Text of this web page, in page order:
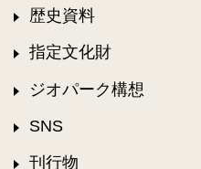
歴史資料
指定文化財
ジオパーク構想
SNS
刊行物